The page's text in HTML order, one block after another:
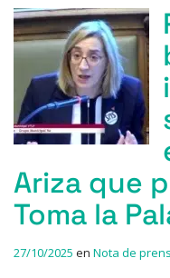
Ariza que
Toma la
27/10/2025 en Nota de